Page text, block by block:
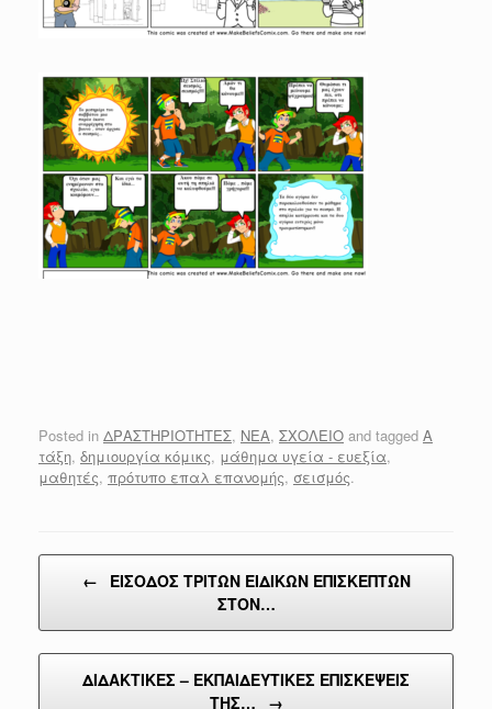
Posted in ΔΡΑΣΤΗΡΙΟΤΗΤΕΣ, ΝΕΑ, ΣΧΟΛΕΙΟ and tagged Α
τάξη, δημιουργία κόμικς, μάθημα υγεία - ευεξία,
μαθητές, πρότυπο επαλ επανομής, σεισμός.
←
ΕΙΣΟΔΟΣ ΤΡΙΤΩΝ ΕΙΔΙΚΩΝ ΕΠΙΣΚΕΠΤΩΝ
ΣΤΟΝ…
ΔΙΔΑΚΤΙΚΕΣ – ΕΚΠΑΙΔΕΥΤΙΚΕΣ ΕΠΙΣΚΕΨΕΙΣ
ΤΗΣ…
→